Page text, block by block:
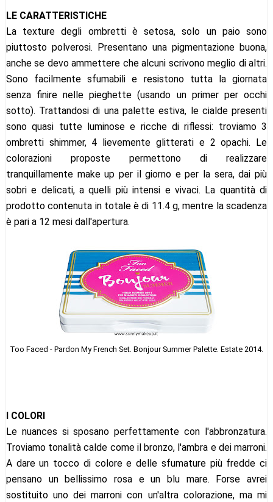
LE CARATTERISTICHE
La texture degli ombretti è setosa, solo un paio sono
piuttosto polverosi. Presentano una pigmentazione buona,
anche se devo ammettere che alcuni scrivono meglio di altri.
Sono facilmente sfumabili e resistono tutta la giornata
senza finire nelle pieghette (usando un primer per occhi
sotto). Trattandosi di una palette estiva, le cialde presenti
sono quasi tutte luminose e ricche di riflessi: troviamo 3
ombretti shimmer, 4 lievemente glitterati e 2 opachi. Le
colorazioni proposte permettono di realizzare
tranquillamente make up per il giorno e per la sera, dai più
sobri e delicati, a quelli più intensi e vivaci. La quantità di
prodotto contenuta in totale è di 11.4 g, mentre la scadenza
è pari a 12 mesi dall'apertura.
Too Faced - Pardon My French Set. Bonjour Summer Palette. Estate 2014.
I COLORI
Le nuances si sposano perfettamente con l'abbronzatura.
Troviamo tonalità calde come il bronzo, l'ambra e dei marroni.
A dare un tocco di colore e delle sfumature più fredde ci
pensano un bellissimo rosa e un blu mare. Forse avrei
sostituito uno dei marroni con un'altra colorazione, ma mi